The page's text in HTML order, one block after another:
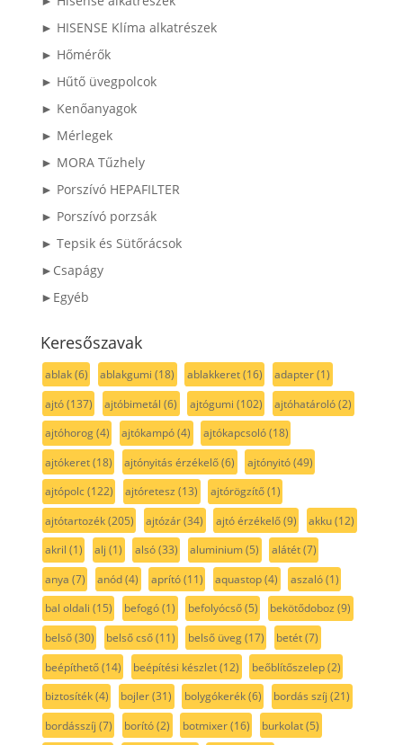
► HISENSE Klíma alkatrészek
► Hőmérők
► Hűtő üvegpolcok
► Kenőanyagok
► Mérlegek
► MORA Tűzhely
► Porszívó HEPAFILTER
► Porszívó porzsák
► Tepsik és Sütőrácsok
►Csapágy
►Egyéb
Keresőszavak
ablak(6) ablakgumi (18) ablakkeret(16) adapter(1)
ajtó(137) ajtóbimetál (6) ajtógumi (102) ajtóhatároló(2)
ajtóhorog(4) ajtókampó(4) ajtókapcsoló(18)
ajtókeret(18) ajtónyitás érzékelő(6) ajtónyitó(49)
ajtópolc(122) ajtóretesz (13) ajtórögzítő(1)
ajtótartozék(205) ajtózár(34) ajtó érzékelő(9) akku(12)
akril (1) alj (1) alsó(33) aluminium(5) alátét(7)
anya (7) anód(4) aprító(11) aquastop(4) aszaló(1)
bal oldali (15) befogó(1) befolyócső(5) bekötődoboz (9)
belső(30) belső cső(11) belső üveg(17) betét(7)
beépíthető(14) beépítési készlet(12) beőblítőszelep(2)
biztosíték(4) bojler(31) bolygókerék(6) bordás szíj (21)
bordásszíj (7) borító(2) botmixer(16) burkolat(5)